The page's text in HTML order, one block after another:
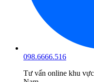
098.6666.516
Tư vấn online khu vực